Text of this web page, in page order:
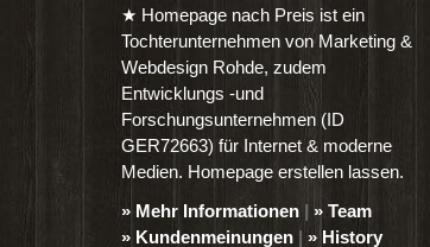
★ Homepage nach Preis ist ein
Tochterunternehmen von Marketing &
Webdesign Rohde, zudem
Entwicklungs -und
Forschungsunternehmen (ID
GER72663) für Internet & moderne
Medien. Homepage erstellen lassen.
» Mehr Informationen | » Team
» Kundenmeinungen | » History